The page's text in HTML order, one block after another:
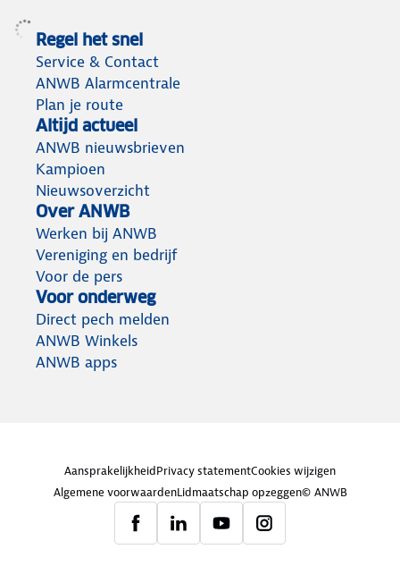
Regel het snel
Service & Contact
ANWB Alarmcentrale
Plan je route
Altijd actueel
ANWB nieuwsbrieven
Kampioen
Nieuwsoverzicht
Over ANWB
Werken bij ANWB
Vereniging en bedrijf
Voor de pers
Voor onderweg
Direct pech melden
ANWB Winkels
ANWB apps
AansprakelijkheidPrivacy statementCookies wijzigen
Algemene voorwaardenLidmaatschap opzeggen© ANWB